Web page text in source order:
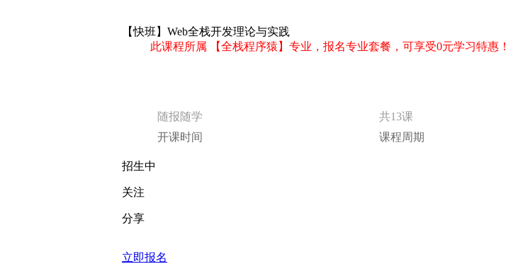
【快班】Web全栈开发理论与实践
此课程所属 【全栈程序猿】专业，报名专业套餐，可享受0元学习特惠！
随报随学 共13课
开课时间 课程周期
招生中
关注
分享
立即报名